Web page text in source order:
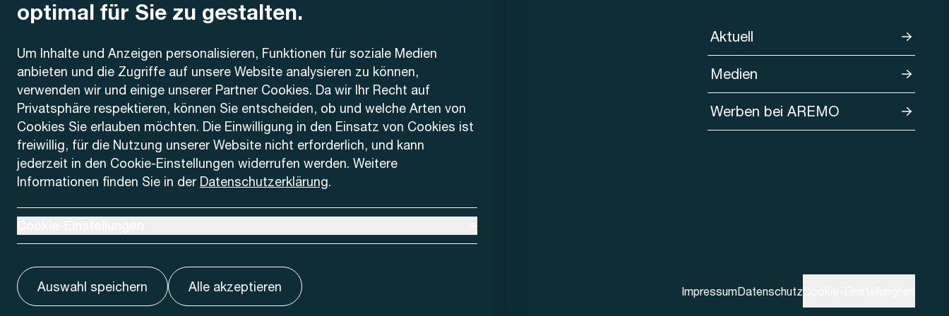
optimal für Sie zu gestalten.
Um Inhalte und Anzeigen personalisieren, Funktionen für soziale Medien
anbieten und die Zugriffe auf unsere Website analysieren zu können,
verwenden wir und einige unserer Partner Cookies. Da wir Ihr Recht auf
Privatsphäre respektieren, können Sie entscheiden, ob und welche Arten von
Cookies Sie erlauben möchten. Die Einwilligung in den Einsatz von Cookies ist
freiwillig, für die Nutzung unserer Website nicht erforderlich, und kann
jederzeit in den Cookie-Einstellungen widerrufen werden. Weitere
Informationen finden Sie in der Datenschutzerklärung.
Auswahl speichern Alle akzeptieren
AREMO
Busbetrieb Solothurn Grenchen und Umgebung AG
Dornacherstrasse 48
4500 Solothurn
Telefon
+41 32 622 37 22
Kontaktformular
Aktuell
Medien
Werben bei AREMO
ImpressumDatenschutz